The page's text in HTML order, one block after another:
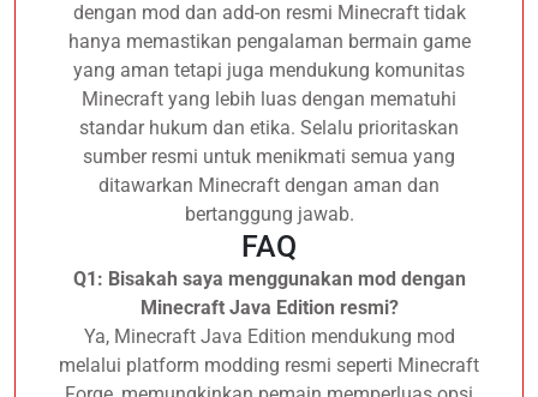
dengan mod dan add-on resmi Minecraft tidak
hanya memastikan pengalaman bermain game
yang aman tetapi juga mendukung komunitas
Minecraft yang lebih luas dengan mematuhi
standar hukum dan etika. Selalu prioritaskan
sumber resmi untuk menikmati semua yang
ditawarkan Minecraft dengan aman dan
bertanggung jawab.
FAQ
Q1: Bisakah saya menggunakan mod dengan
Minecraft Java Edition resmi?
Ya, Minecraft Java Edition mendukung mod
melalui platform modding resmi seperti Minecraft